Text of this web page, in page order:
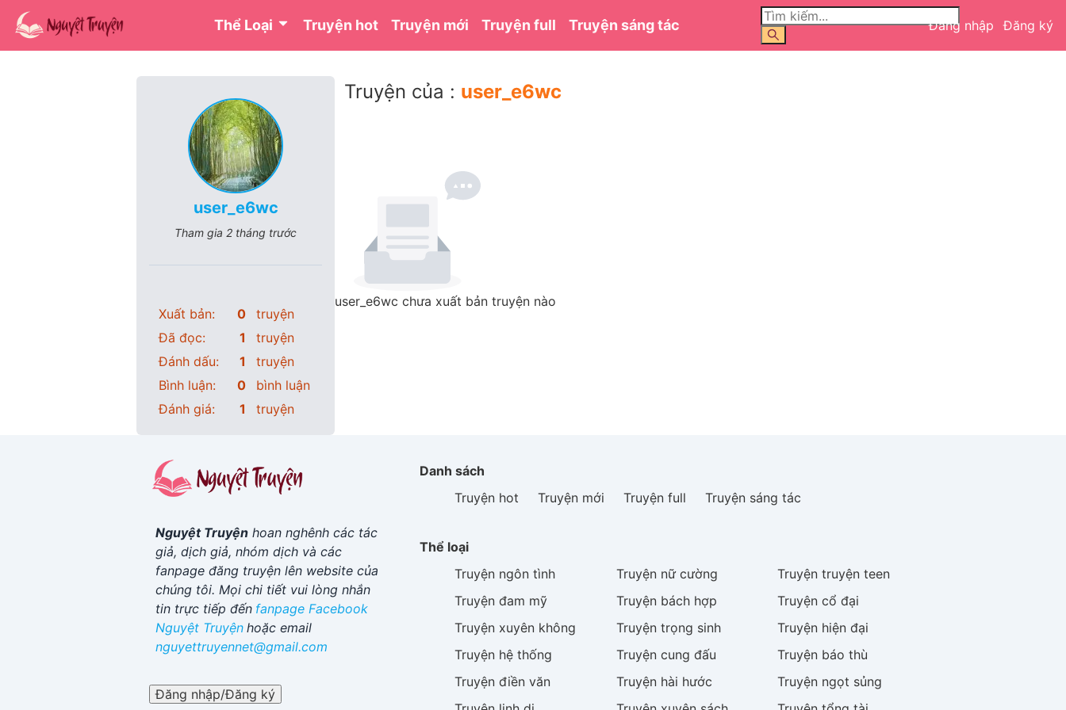
Thể Loại Truyện hot Truyện mới Truyện full Truyện sáng tác Đăng nhập Đăng ký
user_e6wc
Tham gia 2 tháng trước
Xuất bản: 0
truyện
Đã đọc:
1
truyện
Đánh dấu:
1
truyện
Bình luận:
0
bình luận
Đánh giá:
1 truyện
Truyện của : user_e6wc
user_e6wc chưa xuất bản truyện nào
Nguyệt Truyện hoan nghênh các tác
giả, dịch giả, nhóm dịch và các
fanpage đăng truyện lên website của
chúng tôi. Mọi chi tiết vui lòng nhắn
tin trực tiếp đến fanpage Facebook
Nguyệt Truyện hoặc email
nguyettruyennet@gmail.com
Đăng nhập/Đăng ký
Danh sách
Truyện hot
Truyện mới Truyện full Truyện sáng tác
Thể loại
Truyện ngôn tình Truyện nữ cường Truyệntruyện teen
Truyệnđam mỹ Truyện bách hợp Truyệncổ đại
Truyện xuyên không Truyện trọng sinh Truyện hiện đại
Truyện hệ thống Truyện cung đấu Truyện báo thù
Truyệnđiền văn Truyện hài hước Truyện ngọt sủng